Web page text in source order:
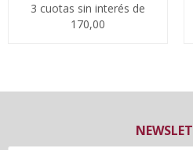
3 cuotas sin interés de
170,00